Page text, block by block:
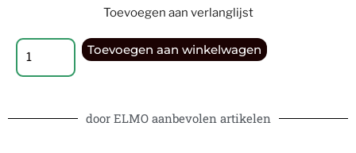
Toevoegen aan verlanglijst
Toevoegen aan winkelwagen
door ELMO aanbevolen artikelen